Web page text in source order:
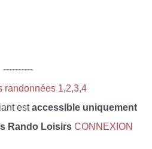
----------
randonnées 1,2,3,4
estaccessible uniquement
Rando Loisirs CONNEXION